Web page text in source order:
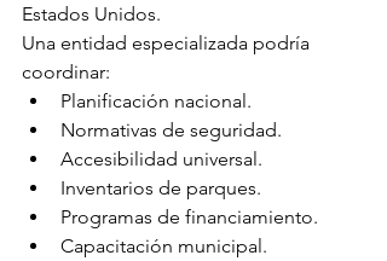
Estados Unidos.
Una entidad especializada podría
coordinar:
Planificación nacional.
Normativas de seguridad.
Accesibilidad universal.
Inventarios de parques.
Programas de financiamiento.
Capacitación municipal.